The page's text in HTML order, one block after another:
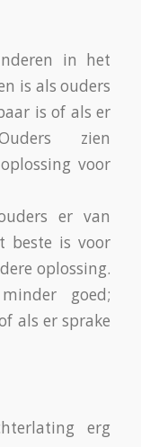
in het
is als ouders
is of als er
zien
voor
er van
beste is voor
oplossing.
goed;
als er sprake
erg